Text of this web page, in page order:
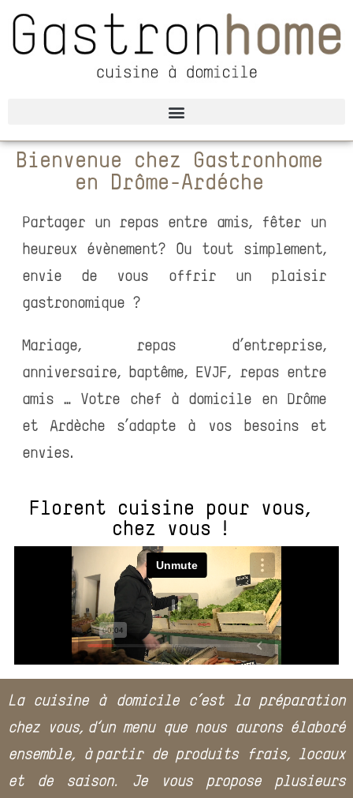
Bienvenue chez Gastronhome
en Drôme-Ardèche
Partager un repas entre amis, fêter un
heureux évènement? Ou tout simplement,
envie de vous offrir un plaisir
gastronomique ?
Mariage, repas d’entreprise,
anniversaire, baptême, EVJF, repas entre
amis … Votre chef à domicile en Drôme
et Ardèche s’adapte à vos besoins et
envies.
Florent cuisine pour vous,
chez vous !
La cuisine à domicile c’est la préparation
chez vous, d‘un menu que nous aurons élaboré
ensemble, àpartir de produits frais, locaux
et de saison. Je vous propose plusieurs